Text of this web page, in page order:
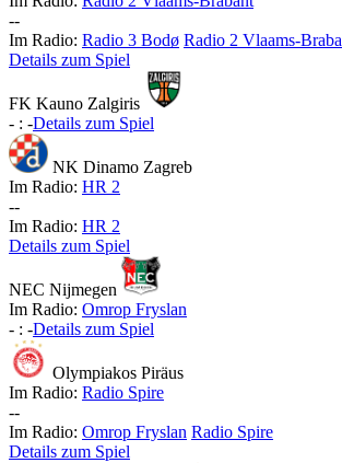
--
Im Radio: Radio 3 Bodø Radio 2 Vlaams-
Details zum Spiel
FK Kauno Zalgiris
- : -Details zum Spiel
NK Dinamo Zagreb
Im Radio: HR 2
--
Im Radio: HR 2
Details zum Spiel
NEC Nijmegen
Im Radio: Omrop Fryslan
- : -Details zum Spiel
Olympiakos Piräus
Im Radio: Radio Spire
--
Im Radio: Omrop Fryslan Radio Spire
Details zum Spiel